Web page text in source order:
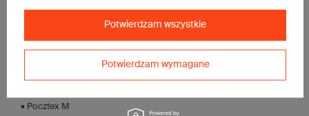
• Poczta Polska List L
• Pocztex M
Potwierdzam wymagane
Potwierdzam wszystkie